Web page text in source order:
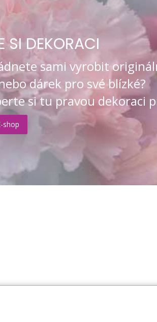
SI DEKORACI
sami vyrobit
dárek pro své blízké?
si tu pravou dekoraci
shop